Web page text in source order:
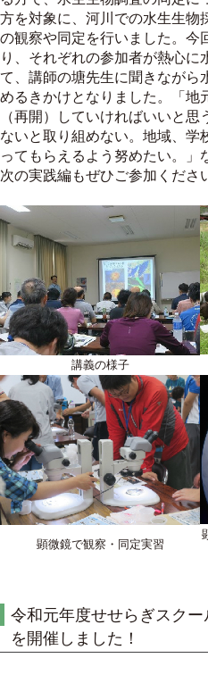
方を対象に、河川での水生生物
の観察や同定を行いました。今
り、それぞれの参加者が熱心に
て、講師の塘先生に聞きながら
めるきかけとなりました。「地
（再開）していければいいと
ないと取り組めない。地域、学
ってもらえるよう努めたい。」
次の実践編もぜひご参加くださ
講義の様子
顕微鏡で観察・同定実習
令和元年度せせらぎスク
を開催しました！